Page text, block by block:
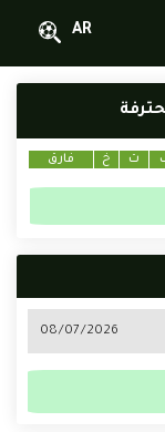
AR
ت خ فارق